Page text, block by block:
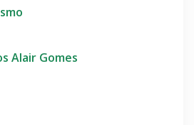
Alair Gomes